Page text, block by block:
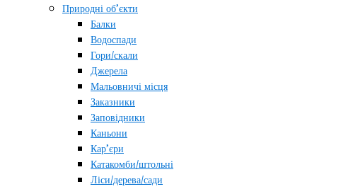
Природні об’єкти
Балки
Водоспади
Гори/скали
Джерела
Мальовничі місця
Заказники
Заповідники
Каньони
Кар’єри
Катакомби/штольні
Ліси/дерева/сади